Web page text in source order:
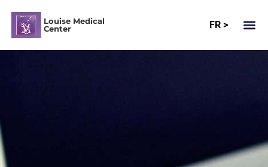
Louise Medical
Center
FR >